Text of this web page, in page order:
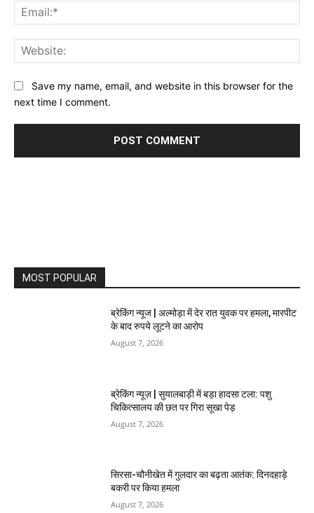
Save my name, email, and website in this browser for the
next time I comment.
MOST POPULAR
ब्रेकिंग न्यूज | अल्मोड़ा में देर रात युवक पर हमला, मारपीट
के बाद रुपये लूटने का आरोप
August 7, 2026
ब्रेकिंग न्यूज़ | सुयालबाड़ी में बड़ा हादसा टला: पशु
चिकित्सालय की छत पर गिरा सूखा पेड़
August 7, 2026
सिरसा-चौनीखेत में गुलदार का बढ़ता आतंक: दिनदहाड़े
बकरी पर किया हमला
August 7, 2026